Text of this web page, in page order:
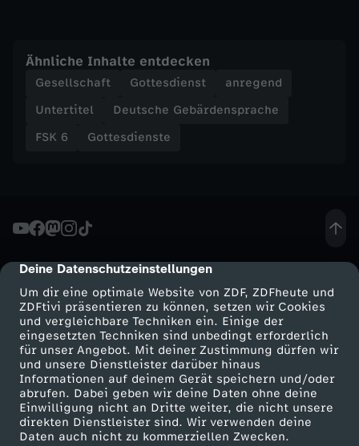
cmp-dialog-description
Deine Datenschutzeinstellungen
Um dir eine optimale Website von ZDF, ZDFheute und
ZDFtivi präsentieren zu können, setzen wir Cookies
und vergleichbare Techniken ein. Einige der
eingesetzten Techniken sind unbedingt erforderlich
für unser Angebot. Mit deiner Zustimmung dürfen wir
und unsere Dienstleister darüber hinaus
Informationen auf deinem Gerät speichern und/oder
abrufen. Dabei geben wir deine Daten ohne deine
Einwilligung nicht an Dritte weiter, die nicht unsere
direkten Dienstleister sind. Wir verwenden deine
Daten auch nicht zu kommerziellen Zwecken.
L
i
c
Ähnliche Inhalte entdecken
Gesellschaft Gottesdienst
anregend
Untertitel
Deutsche Gebärdensprache
FSK 6
Gottesdienste
Mehr ZDF
ZDF-Apps
Smart TV
ZDFtext
Service
ZDFmitreden
Kontakt zum ZDF
Tickets